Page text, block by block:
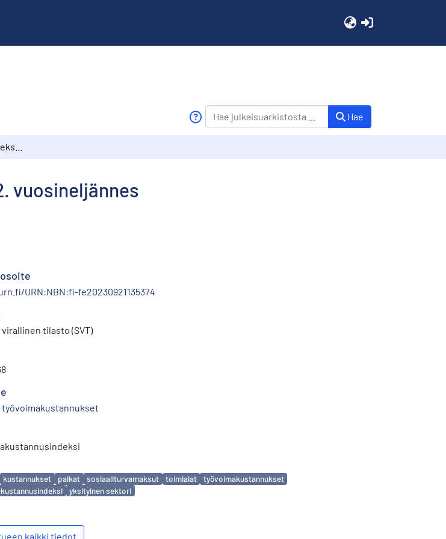
Hae
vuosineljännes
URN:NBN:fi-fe20230921135374
tilasto (SVT)
työvoimakustannukset
kustannukset palkat sosiaaliturvamaksut toimialat
työvoimakustannukset
yksityinen sektori
kaikki tiedot